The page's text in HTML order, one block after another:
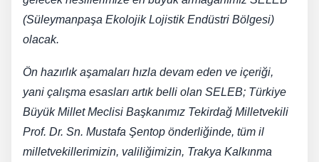
(Süleymanpaşa Ekolojik Lojistik Endüstri Bölgesi)
olacak.
Ön hazırlık aşamaları hızla devam eden ve içeriği,
yani çalışma esasları artık belli olan SELEB; Türkiye
Büyük Millet Meclisi Başkanımız Tekirdağ Milletvekili
Prof. Dr. Sn. Mustafa Şentop önderliğinde, tüm il
milletvekillerimizin, valiliğimizin, Trakya Kalkınma